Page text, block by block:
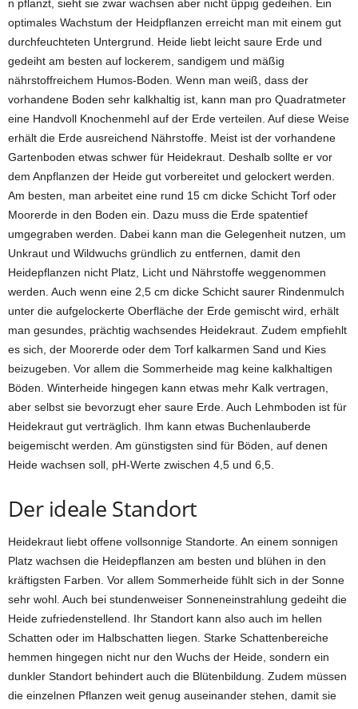
n pflanzt, sieht sie zwar wachsen aber nicht üppig gedeihen. Ein
optimales Wachstum der Heidpflanzen erreicht man mit einem gut
durchfeuchteten Untergrund. Heide liebt leicht saure Erde und
gedeiht am besten auf lockerem, sandigem und mäßig
nährstoffreichem Humos-Boden. Wenn man weiß, dass der
vorhandene Boden sehr kalkhaltig ist, kann man pro Quadratmeter
eine Handvoll Knochenmehl auf der Erde verteilen. Auf diese Weise
erhält die Erde ausreichend Nährstoffe. Meist ist der vorhandene
Gartenboden etwas schwer für Heidekraut. Deshalb sollte er vor
dem Anpflanzen der Heide gut vorbereitet und gelockert werden.
Am besten, man arbeitet eine rund 15 cm dicke Schicht Torf oder
Moorerde in den Boden ein. Dazu muss die Erde spatentief
umgegraben werden. Dabei kann man die Gelegenheit nutzen, um
Unkraut und Wildwuchs gründlich zu entfernen, damit den
Heidepflanzen nicht Platz, Licht und Nährstoffe weggenommen
werden. Auch wenn eine 2,5 cm dicke Schicht saurer Rindenmulch
unter die aufgelockerte Oberfläche der Erde gemischt wird, erhält
man gesundes, prächtig wachsendes Heidekraut. Zudem empfiehlt
es sich, der Moorerde oder dem Torf kalkarmen Sand und Kies
beizugeben. Vor allem die Sommerheide mag keine kalkhaltigen
Böden. Winterheide hingegen kann etwas mehr Kalk vertragen,
aber selbst sie bevorzugt eher saure Erde. Auch Lehmboden ist für
Heidekraut gut verträglich. Ihm kann etwas Buchenlauberde
beigemischt werden. Am günstigsten sind für Böden, auf denen
Heide wachsen soll, pH-Werte zwischen 4,5 und 6,5.
Der ideale Standort
Heidekraut liebt offene vollsonnige Standorte. An einem sonnigen
Platz wachsen die Heidepflanzen am besten und blühen in den
kräftigsten Farben. Vor allem Sommerheide fühlt sich in der Sonne
sehr wohl. Auch bei stundenweiser Sonneneinstrahlung gedeiht die
Heide zufriedenstellend. Ihr Standort kann also auch im hellen
Schatten oder im Halbschatten liegen. Starke Schattenbereiche
hemmen hingegen nicht nur den Wuchs der Heide, sondern ein
dunkler Standort behindert auch die Blütenbildung. Zudem müssen
die einzelnen Pflanzen weit genug auseinander stehen, damit sie